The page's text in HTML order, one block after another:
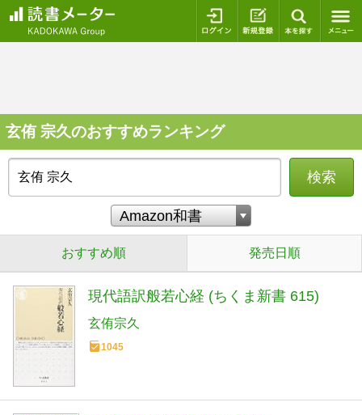
ログイン 新規登録
玄侑 宗久のおすすめランキング
検索
おすすめ順 発売日順
現代語訳般若心経 (ちくま新書 615)
玄侑宗久
1045